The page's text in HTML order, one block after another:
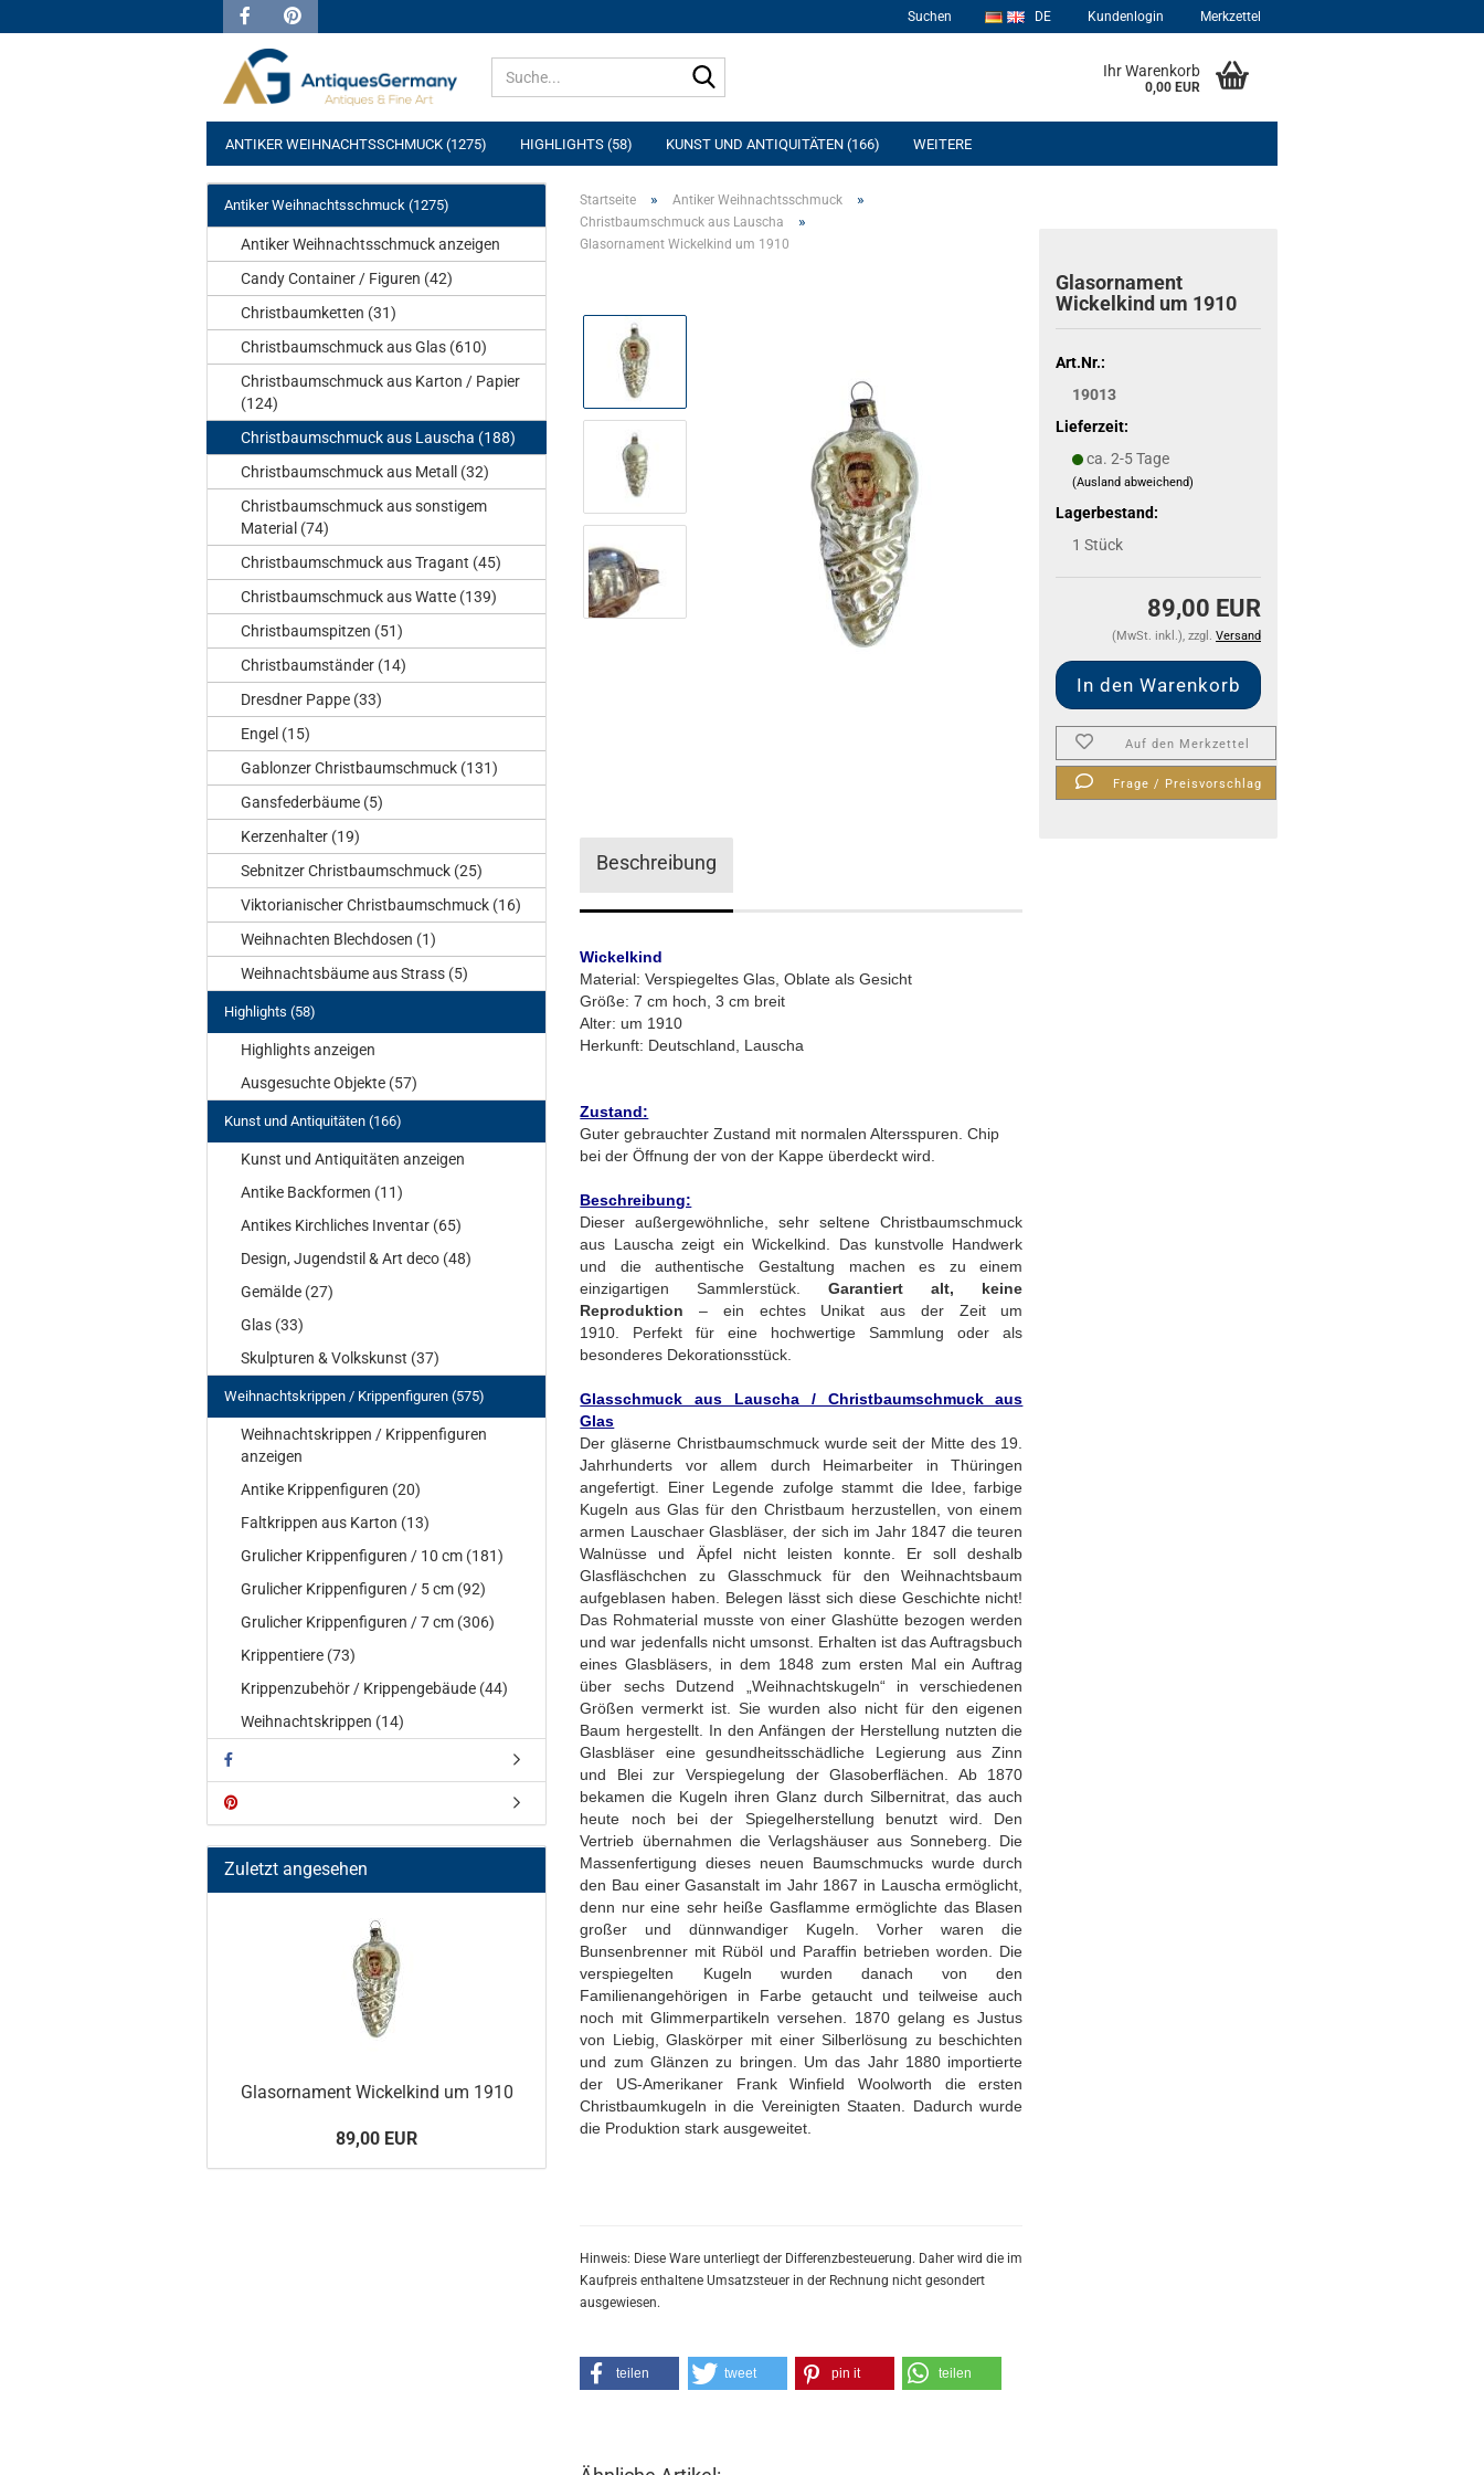
Suchen DE Kundenlogin Merkzettel
Ihr Warenkorb
0,00 EUR
ANTIKER WEIHNACHTSSCHMUCK (1275) HIGHLIGHTS (58) KUNST UND ANTIQUITÄTEN (166) WEITERE
Startseite » Antiker Weihnachtsschmuck »
Christbaumschmuck aus Lauscha »
Glasornament Wickelkind um 1910
Glasornament
Wickelkind um 1910
Art.Nr.:
19013
Lieferzeit:
ca. 2-5 Tage
(Ausland abweichend)
Lagerbestand:
1Stück
89,00 EUR
(MwSt. inkl.), zzgl. Versand
Auf den Merkzettel
Frage / Preisvorschlag
Beschreibung
Wickelkind
Material: Verspiegeltes Glas, Oblate als Gesicht
Größe: 7 cm hoch, 3 cm breit
Alter: um 1910
Herkunft: Deutschland, Lauscha
Zustand:
Guter gebrauchter Zustand mit normalen Altersspuren. Chip
bei der Öffnung der von der Kappe überdeckt wird.
Beschreibung:
Dieser außergewöhnliche, sehr seltene Christbaumschmuck
aus Lauscha zeigt ein Wickelkind. Das kunstvolle Handwerk
und die authentische Gestaltung machen es zu einem
einzigartigen Sammlerstück.Garantiert alt, keine
Reproduktion – ein echtes Unikat aus der Zeit um
1910. Perfekt für eine hochwertige Sammlung oder als
besonderes Dekorationsstück.
Glasschmuck aus Lauscha / Christbaumschmuck aus
Glas
Der gläserne Christbaumschmuck wurde seit der Mitte des 19.
Jahrhunderts vor allem durch Heimarbeiter in Thüringen
angefertigt. Einer Legende zufolge stammt die Idee, farbige
Kugeln aus Glas für den Christbaum herzustellen, von einem
armen Lauschaer Glasbläser, der sich im Jahr 1847 die teuren
Walnüsse und Äpfel nicht leisten konnte. Er soll deshalb
Glasfläschchen zu Glasschmuck für den Weihnachtsbaum
aufgeblasen haben. Belegen lässt sich diese Geschichte nicht!
Das Rohmaterial musste von einer Glashütte bezogen werden
und war jedenfalls nicht umsonst. Erhalten ist das Auftragsbuch
eines Glasbläsers, in dem 1848 zum ersten Mal ein Auftrag
über sechs Dutzend „Weihnachtskugeln“ in verschiedenen
Größen vermerkt ist. Sie wurden also nicht für den eigenen
Baum hergestellt. In den Anfängen der Herstellung nutzten die
Glasbläser eine gesundheitsschädliche Legierung aus Zinn
und Blei zur Verspiegelung der Glasoberflächen. Ab 1870
bekamen die Kugeln ihren Glanz durch Silbernitrat, das auch
heute noch bei der Spiegelherstellung benutzt wird. Den
Vertrieb übernahmen die Verlagshäuser aus Sonneberg. Die
Massenfertigung dieses neuen Baumschmucks wurde durch
den Bau einer Gasanstalt im Jahr 1867 in Lauscha ermöglicht,
denn nur eine sehr heiße Gasflamme ermöglichte das Blasen
großer und dünnwandiger Kugeln. Vorher waren die
Bunsenbrenner mit Rüböl und Paraffin betrieben worden. Die
verspiegelten Kugeln wurden danach von den
Familienangehörigen in Farbe getaucht und teilweise auch
noch mit Glimmerpartikeln versehen. 1870 gelang es Justus
von Liebig, Glaskörper mit einer Silberlösung zu beschichten
und zum Glänzen zu bringen. Um das Jahr 1880 importierte
der US-Amerikaner Frank Winfield Woolworth die ersten
Christbaumkugeln in die Vereinigten Staaten. Dadurch wurde
die Produktion stark ausgeweitet.
Hinweis: Diese Ware unterliegt der Differenzbesteuerung. Daher wird die im
Kaufpreis enthaltene Umsatzsteuer in der Rechnung nicht gesondert
ausgewiesen.
teilen tweet pin it teilen
Antiker Weihnachtsschmuck (1275)
Antiker Weihnachtsschmuck anzeigen
Candy Container / Figuren (42)
Christbaumketten (31)
Christbaumschmuck aus Glas (610)
Christbaumschmuck aus Karton / Papier
(124)
Christbaumschmuck aus Lauscha (188)
Christbaumschmuck aus Metall (32)
Christbaumschmuck aus sonstigem
Material (74)
Christbaumschmuck aus Tragant (45)
Christbaumschmuck aus Watte (139)
Christbaumspitzen (51)
Christbaumständer (14)
Dresdner Pappe (33)
Engel (15)
Gablonzer Christbaumschmuck (131)
Gansfederbäume (5)
Kerzenhalter (19)
Sebnitzer Christbaumschmuck (25)
Viktorianischer Christbaumschmuck (16)
Weihnachten Blechdosen (1)
Weihnachtsbäume aus Strass (5)
Highlights (58)
Highlights anzeigen
Ausgesuchte Objekte (57)
Kunst und Antiquitäten (166)
Kunst und Antiquitäten anzeigen
Antike Backformen (11)
Antikes Kirchliches Inventar (65)
Design, Jugendstil & Art deco (48)
Gemälde (27)
Glas (33)
Skulpturen & Volkskunst (37)
Weihnachtskrippen / Krippenfiguren (575)
Weihnachtskrippen / Krippenfiguren
anzeigen
Antike Krippenfiguren (20)
Faltkrippen aus Karton (13)
Grulicher Krippenfiguren / 10 cm (181)
Grulicher Krippenfiguren / 5 cm (92)
Grulicher Krippenfiguren / 7 cm (306)
Krippentiere (73)
Krippenzubehör / Krippengebäude (44)
Weihnachtskrippen (14)
Zuletzt angesehen
Glasornament Wickelkind um 1910
89,00 EUR